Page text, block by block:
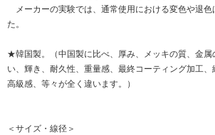
メーカーの実験では、通常使用における変色や退色
た。
★韓国製。（中国製に比べ、厚み、メッキの質、金属
い、輝き、耐久性、重量感、最終コーティング加工、
高級感、等々が全く違います。）
＜サイズ・線径＞